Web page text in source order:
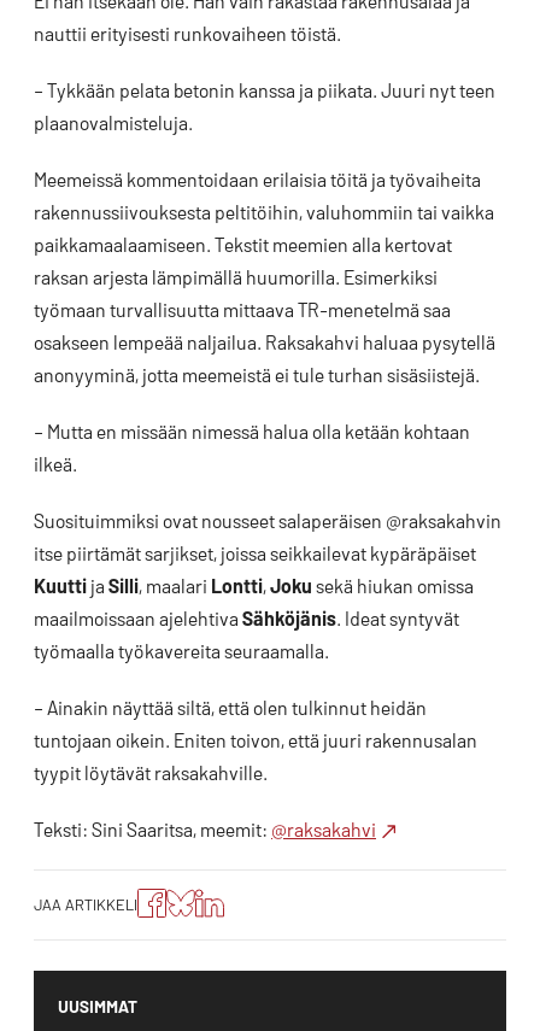
nauttii erityisesti runkovaiheen töistä.
– Tykkään pelata betonin kanssa ja piikata. Juuri nyt teen
plaanovalmisteluja.
Meemeissä kommentoidaan erilaisia töitä ja työvaiheita
rakennussiivouksesta peltitöihin, valuhommiin tai vaikka
paikkamaalaamiseen. Tekstit meemien alla kertovat
raksan arjesta lämpimällä huumorilla. Esimerkiksi
työmaan turvallisuutta mittaava TR-menetelmä saa
osakseen lempeää naljailua. Raksakahvi haluaa pysytellä
anonyyminä, jotta meemeistä ei tule turhan sisäsiistejä.
– Mutta en missään nimessä halua olla ketään kohtaan
ilkeä.
Suosituimmiksi ovat nousseet salaperäisen @raksakahvin
itse piirtämät sarjikset, joissa seikkailevat kypäräpäiset
Kuutti ja Silli, maalari Lontti,Joku sekä hiukan omissa
maailmoissaan ajelehtiva Sähköjänis. Ideat syntyvät
työmaalla työkavereita seuraamalla.
– Ainakin näyttää siltä, että olen tulkinnut heidän
tuntojaan oikein. Eniten toivon, että juuri rakennusalan
tyypit löytävät raksakahville.
Teksti: Sini Saaritsa, meemit: @raksakahvi
JAA ARTIKKELI
Jaa
artikkeli
Facebookissa
Jaa
artikkeli
Blueskyssa
Jako:
Jaa
artikkeli
LinkedIn:ssä
UUSIMMAT